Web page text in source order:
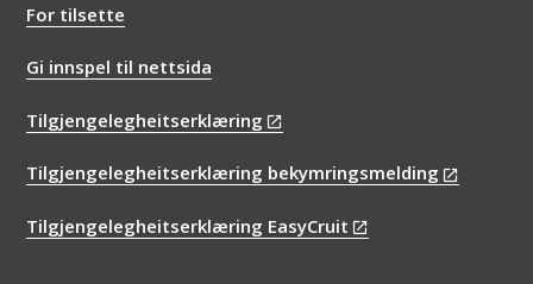
For tilsette
Gi innspel til nettsida
Tilgjengelegheitserklæring
Tilgjengelegheitserklæring bekymringsmelding
Tilgjengelegheitserklæring EasyCruit